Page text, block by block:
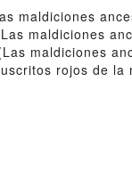
maldiciones
maldiciones
maldiciones
rojos de